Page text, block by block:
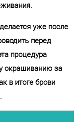
уже после
перед
процедура
окрашиванию за
в итоге брови